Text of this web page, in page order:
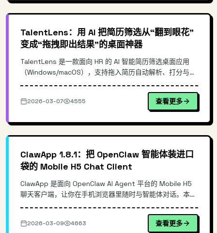
TalentLens：用 AI 把简历筛选从“翻到眼花”
变成“拖拽即出结果”的桌面神器
TalentLens 是一款面向 HR 的 AI 智能简历筛选桌面应用
（Windows/macOS），支持拖入简历自动解析、打分与排
景、核心优势、落地流程与最佳实践，帮助招聘团队提升筛
选效率与一致性。
2026-03-07 4555 查看更多
ClawApp 1.8.1：把 OpenClaw 智能体装进口
袋的 Mobile H5 Chat Client
ClawApp 是面向 OpenClaw AI Agent 平台的 Mobile H5
聊天客户端，让你在手机浏览器里随时与智能体对话。本文
说明它相对通用聊天壳与“直接用 Web 控制台”的差异，并
给出最小化的部署/使用命令示例，帮助你快速把 ...
2026-03-09 4663 查看更多